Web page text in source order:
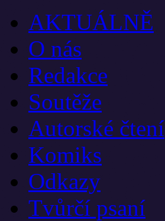
AKTUÁLNĚ
O nás
Redakce
Soutěže
Autorské čtení
Komiks
Odkazy
Tvůrčí psaní